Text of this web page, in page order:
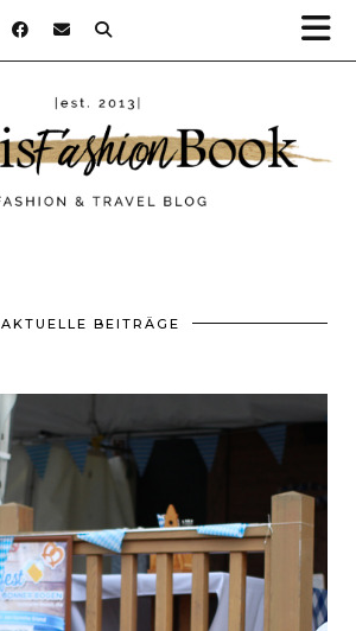
AKTUELLE BEITRÄGE